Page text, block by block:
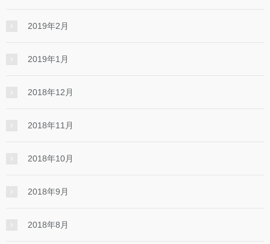
2019年2月
2019年1月
2018年12月
2018年11月
2018年10月
2018年9月
2018年8月